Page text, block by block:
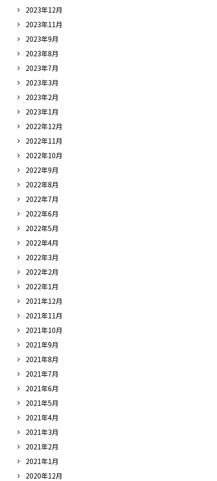
2023年12月
2023年11月
2023年9月
2023年8月
2023年7月
2023年3月
2023年2月
2023年1月
2022年12月
2022年11月
2022年10月
2022年9月
2022年8月
2022年7月
2022年6月
2022年5月
2022年4月
2022年3月
2022年2月
2022年1月
2021年12月
2021年11月
2021年10月
2021年9月
2021年8月
2021年7月
2021年6月
2021年5月
2021年4月
2021年3月
2021年2月
2021年1月
2020年12月